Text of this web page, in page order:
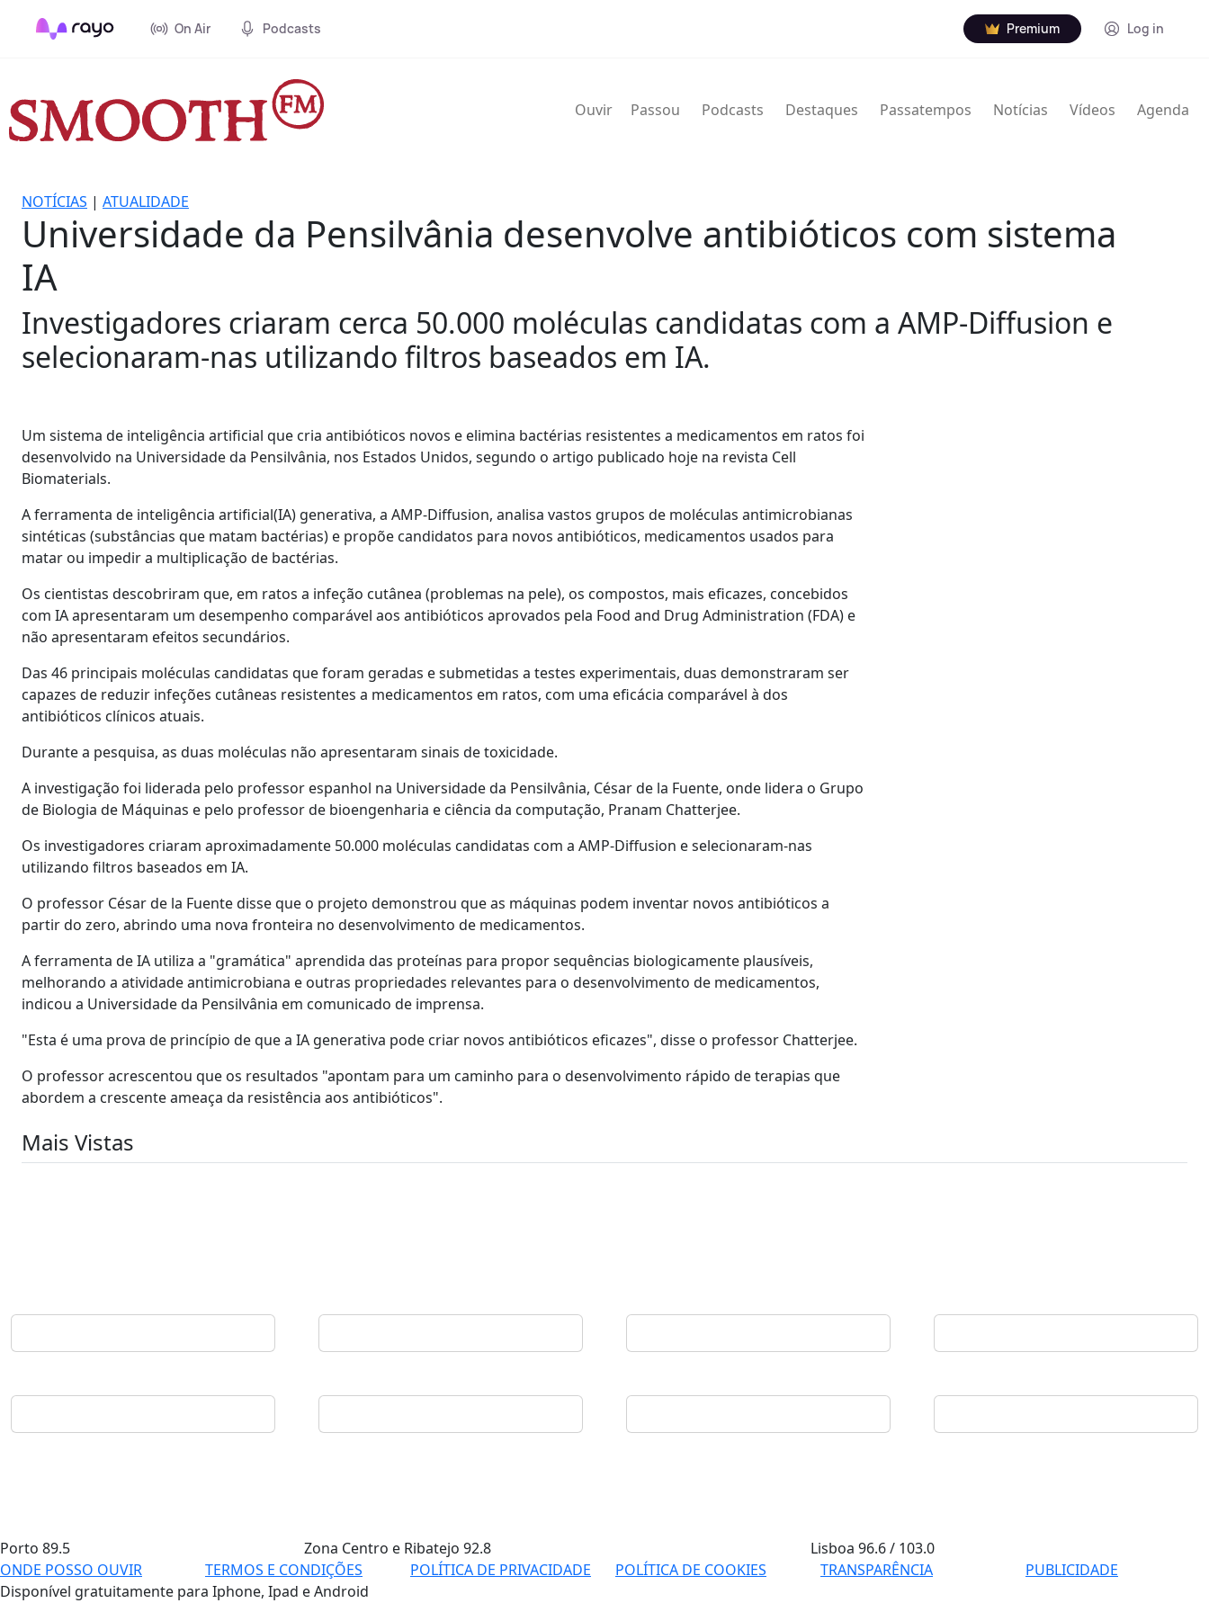
On Air Podcasts Premium Log in
Ouvir Passou Podcasts Destaques Passatempos Notícias Vídeos Agenda
NOTÍCIAS | ATUALIDADE
Universidade da Pensilvânia desenvolve antibióticos com sistema
IA
Investigadores criaram cerca 50.000 moléculas candidatas com a AMP-Diffusion e
selecionaram-nas utilizando filtros baseados em IA.
Um sistema de inteligência artificial que cria antibióticos novos e elimina bactérias resistentes a medicamentos em ratos foi
desenvolvido na Universidade da Pensilvânia, nos Estados Unidos, segundo o artigo publicado hoje na revista Cell
Biomaterials.
A ferramenta de inteligência artificial(IA) generativa, a AMP-Diffusion, analisa vastos grupos de moléculas antimicrobianas
sintéticas (substâncias que matam bactérias) e propõe candidatos para novos antibióticos, medicamentos usados para
matar ou impedir a multiplicação de bactérias.
Os cientistas descobriram que, em ratos a infeção cutânea (problemas na pele), os compostos, mais eficazes, concebidos
com IA apresentaram um desempenho comparável aos antibióticos aprovados pela Food and Drug Administration (FDA) e
não apresentaram efeitos secundários.
Das 46 principais moléculas candidatas que foram geradas e submetidas a testes experimentais, duas demonstraram ser
capazes de reduzir infeções cutâneas resistentes a medicamentos em ratos, com uma eficácia comparável à dos
antibióticos clínicos atuais.
Durante a pesquisa, as duas moléculas não apresentaram sinais de toxicidade.
A investigação foi liderada pelo professor espanhol na Universidade da Pensilvânia, César de la Fuente, onde lidera o Grupo
de Biologia de Máquinas e pelo professor de bioengenharia e ciência da computação, Pranam Chatterjee.
Os investigadores criaram aproximadamente 50.000 moléculas candidatas com a AMP-Diffusion e selecionaram-nas
utilizando filtros baseados em IA.
O professor César de la Fuente disse que o projeto demonstrou que as máquinas podem inventar novos antibióticos a
partir do zero, abrindo uma nova fronteira no desenvolvimento de medicamentos.
A ferramenta de IA utiliza a "gramática" aprendida das proteínas para propor sequências biologicamente plausíveis,
melhorando a atividade antimicrobiana e outras propriedades relevantes para o desenvolvimento de medicamentos,
indicou a Universidade da Pensilvânia em comunicado de imprensa.
"Esta é uma prova de princípio de que a IA generativa pode criar novos antibióticos eficazes", disse o professor Chatterjee.
O professor acrescentou que os resultados "apontam para um caminho para o desenvolvimento rápido de terapias que
abordem a crescente ameaça da resistência aos antibióticos".
Mais Vistas
Porto 89.5 Zona Centro e Ribatejo 92.8 Lisboa96.6 / 103.0
ONDE POSSO OUVIR
TERMOS E CONDIÇÕES POLÍTICA DE PRIVACIDADE POLÍTICA DE COOKIES TRANSPARÊNCIA
PUBLICIDADE
Disponível gratuitamente para Iphone, Ipad e Android